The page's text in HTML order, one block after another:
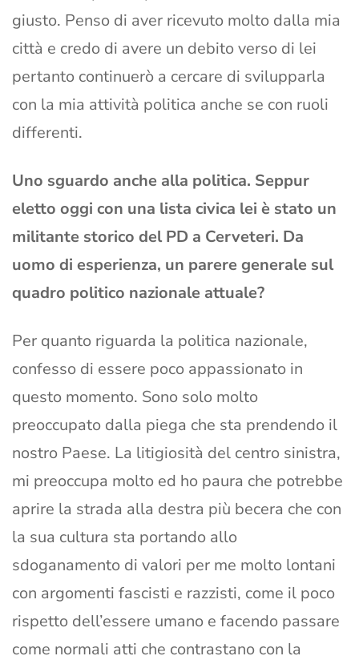
giusto. Penso di aver ricevuto molto dalla mia
città e credo di avere un debito verso di lei
pertanto continuerò a cercare di svilupparla
con la mia attività politica anche se con ruoli
differenti.
Uno sguardo anche alla politica. Seppur
eletto oggi con una lista civica lei è stato un
militante storico del PD a Cerveteri. Da
uomo di esperienza, un parere generale sul
quadro politico nazionale attuale?
Per quanto riguarda la politica nazionale,
confesso di essere poco appassionato in
questo momento. Sono solo molto
preoccupato dalla piega che sta prendendo il
nostro Paese. La litigiosità del centro sinistra,
mi preoccupa molto ed ho paura che potrebbe
aprire la strada alla destra più becera che con
la sua cultura sta portando allo
sdoganamento di valori per me molto lontani
con argomenti fascisti e razzisti, come il poco
rispetto dell’essere umano e facendo passare
come normali atti che contrastano con la